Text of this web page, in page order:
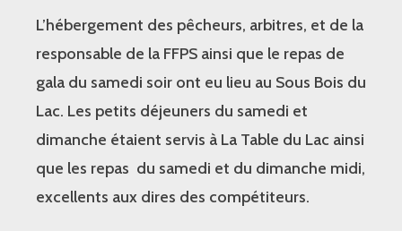
L’hébergement des pêcheurs, arbitres, et de la
responsable de la FFPS ainsi que le repas de
gala du samedi soir ont eu lieu au Sous Bois du
Lac. Les petits déjeuners du samedi et
dimanche étaient servis à La Table du Lac ainsi
que les repas du samedi et du dimanche midi,
excellents aux dires des compétiteurs.